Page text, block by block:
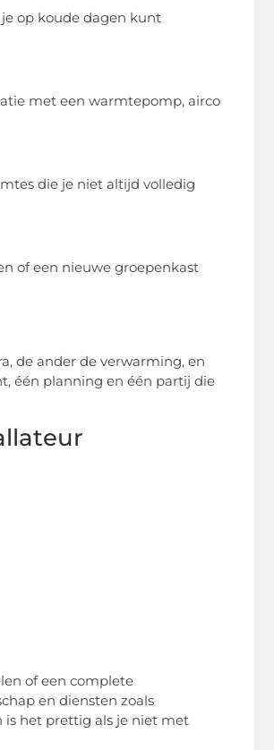
op koude dagen kunt
met een warmtepomp, airco
die je niet altijd volledig
of een nieuwe groepenkast
de ander de verwarming, en
één planning en één partij die
of een complete
en diensten zoals
is het prettig als je niet met